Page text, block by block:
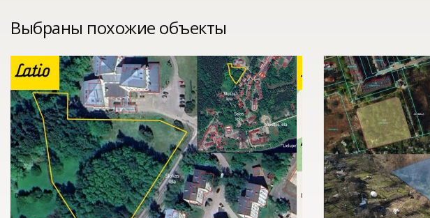
Выбраны похожие объекты